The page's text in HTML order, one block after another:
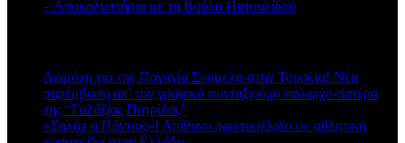
– Αποκαλυπτήρια με τη Βούλα Πατουλίδου
Διαμάχη για την Παναγία Σουμελά στην Τουρκία! Νέα
παρέμβαση απ’ τον γραφικό συνταξιούχο ναύαρχο-πατέρα
της “Γαλάζιας Πατρίδας”
«Σαλάχ ο Πόντιος»! Απίθανο πρωτοσέλιδο σε αθλητική